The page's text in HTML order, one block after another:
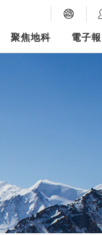
聚焦地科 電子報